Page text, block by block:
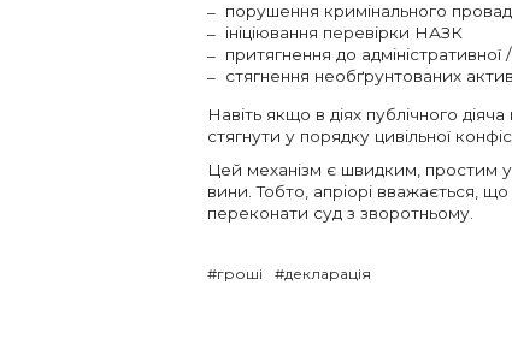
порушення кримінального
ініціювання перевірки НАЗК
притягнення до адміністративної
стягнення необґрунтованих
Навіть якщо в діях публічного
стягнути у порядку цивільної
Цей механізм є швидким, простим у
вини. Тобто, апріорі вважається,
переконати суд з зворотньому.
#гроші #декларація